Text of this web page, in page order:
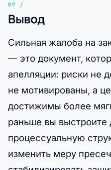
Вывод
Сильная жалоба на
— это документ,
апелляции: риски не
не мотивированы, а
достижимы более
раньше вы выстроите
процессуальную
изменить меру